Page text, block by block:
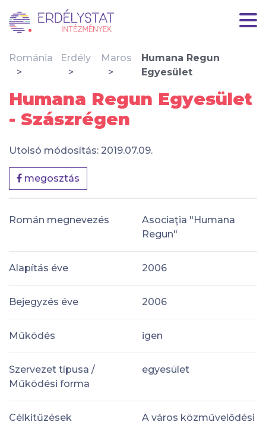
Románia Erdély Maros
Humana Regun
Egyesület
Humana Regun Egyesület
- Szászrégen
Utolsó módosítás: 2019.07.09.
megosztás
Román megnevezés
Asociaţia "Humana
Regun"
Alapítás éve 2006
Bejegyzés éve 2006
Működés igen
Szervezet típusa /
Működési forma
egyesület
Célkitűzések
A város közművelődési